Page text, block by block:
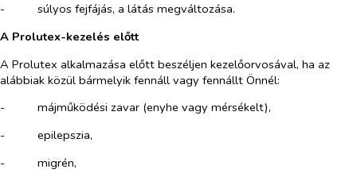
-​
súlyos fejfájás, a látás megváltozása.
A Prolutex-kezelés előtt
A Prolutex alkalmazása előtt beszéljen kezelőorvosával, ha az
alábbiak közül bármelyik fennáll vagy fennállt Önnél:
-​
májműködési zavar (enyhe vagy mérsékelt),
-​
epilepszia,
-​
migrén,